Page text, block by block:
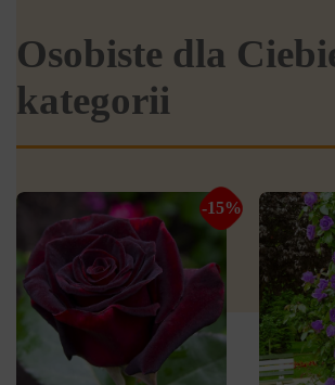
Osobiste dla
kategorii
-15%